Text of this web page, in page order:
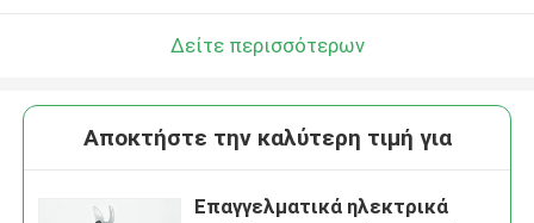
Δείτε περισσότερων
Αποκτήστε την καλύτερη τιμή για
Επαγγελματικά ηλεκτρικά